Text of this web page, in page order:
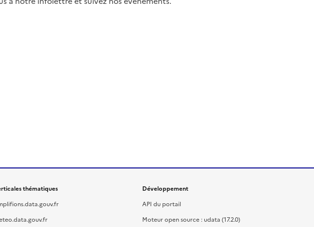
thématiques
Développement
API du portail
Moteur open source : udata (17.2.0)